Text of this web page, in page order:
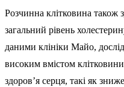
Розчинна клітковина також
загальний рівень
даними клініки Майо,
високим вмістом
здоров’я серця, такі як